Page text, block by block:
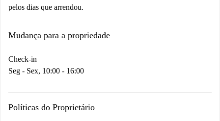
pelos dias que arrendou.
Mudança para a propriedade
Check-in
Seg - Sex, 10:00 - 16:00
Políticas do Proprietário